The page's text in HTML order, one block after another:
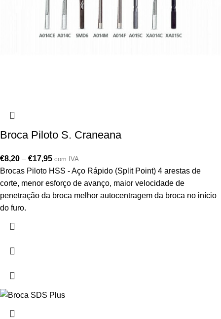
Broca Piloto S. Craneana
€8,20 – €17,95 com IVA
Brocas Piloto HSS - Aço Rápido (Split Point) 4 arestas de
corte, menor esforço de avanço, maior velocidade de
penetração da broca melhor autocentragem da broca no início
do furo.